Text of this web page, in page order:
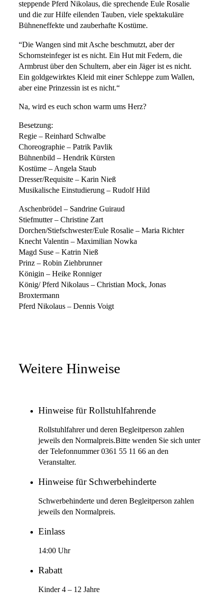
steppende Pferd Nikolaus, die sprechende Eule Rosalie
und die zur Hilfe eilenden Tauben, viele spektakuläre
Bühneneffekte und zauberhafte Kostüme.
“Die Wangen sind mit Asche beschmutzt, aber der
Schornsteinfeger ist es nicht. Ein Hut mit Federn, die
Armbrust über den Schultern, aber ein Jäger ist es nicht.
Ein goldgewirktes Kleid mit einer Schleppe zum Wallen,
aber eine Prinzessin ist es nicht.“
Na, wird es euch schon warm ums Herz?
Besetzung:
Regie – Reinhard Schwalbe
Choreographie – Patrik Pavlik
Bühnenbild – Hendrik Kürsten
Kostüme – Angela Staub
Dresser/Requisite – Karin Nieß
Musikalische Einstudierung – Rudolf Hild
Aschenbrödel – Sandrine Guiraud
Stiefmutter – Christine Zart
Dorchen/Stiefschwester/Eule Rosalie – Maria Richter
Knecht Valentin – Maximilian Nowka
Magd Suse – Katrin Nieß
Prinz – Robin Ziehbrunner
Königin – Heike Ronniger
König/ Pferd Nikolaus – Christian Mock, Jonas
Broxtermann
Pferd Nikolaus – Dennis Voigt
Weitere Hinweise
Hinweise für Rollstuhlfahrende
Rollstuhlfahrer und deren Begleitperson zahlen
jeweils den Normalpreis.Bitte wenden Sie sich unter
der Telefonnummer 0361 55 11 66 an den
Veranstalter.
Hinweise für Schwerbehinderte
Schwerbehinderte und deren Begleitperson zahlen
jeweils den Normalpreis.
Einlass
14:00 Uhr
Rabatt
Kinder 4 – 12 Jahre